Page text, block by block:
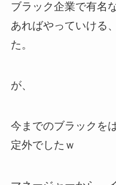
ブラック企業で有名
あればやっていける
た。
が、
今までのブラックを
定外でしたｗ